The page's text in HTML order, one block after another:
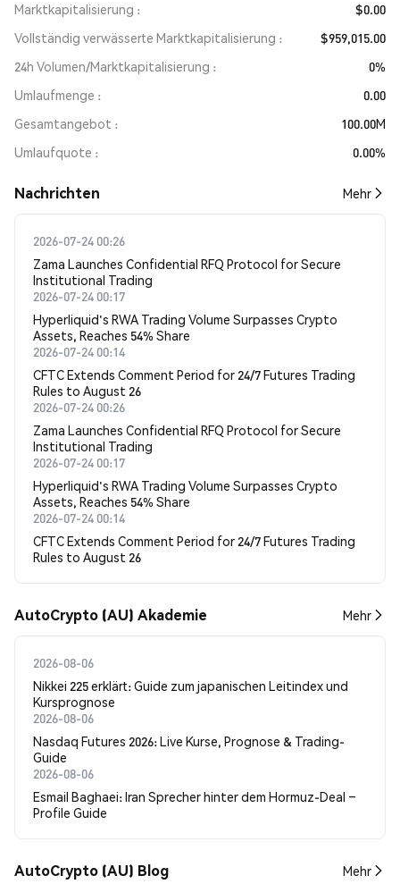
Marktkapitalisierung
$0.00
Vollständig verwässerte Marktkapitalisierung
$959,015.00
24h Volumen/Marktkapitalisierung
0%
Umlaufmenge
0.00
Gesamtangebot
100.00M
Umlaufquote
0.00%
Nachrichten Mehr
2026-07-24 00:26
Zama Launches Confidential RFQ Protocol for Secure
Institutional Trading
2026-07-24 00:17
Hyperliquid's RWA Trading Volume Surpasses Crypto
Assets, Reaches 54% Share
2026-07-24 00:14
CFTC Extends Comment Period for 24/7 Futures Trading
Rules to August 26
2026-07-24 00:26
Zama Launches Confidential RFQ Protocol for Secure
Institutional Trading
2026-07-24 00:17
Hyperliquid's RWA Trading Volume Surpasses Crypto
Assets, Reaches 54% Share
2026-07-24 00:14
CFTC Extends Comment Period for 24/7 Futures Trading
Rules to August 26
AutoCrypto (AU) Akademie Mehr
2026-08-06
Nikkei 225 erklärt: Guide zum japanischen Leitindex und
Kursprognose
2026-08-06
Nasdaq Futures 2026: Live Kurse, Prognose & Trading-
Guide
2026-08-06
Esmail Baghaei: Iran Sprecher hinter dem Hormuz-Deal –
Profile Guide
AutoCrypto (AU) Blog Mehr